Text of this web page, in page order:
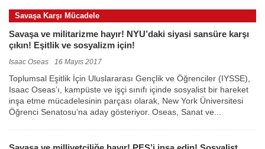
Savaşa Karşı Mücadele
Savaşa ve militarizme hayır! NYU’daki siyasi sansüre karşı
çıkın! Eşitlik ve sosyalizm için!
Isaac Oseas 16 Mayıs 2017
Toplumsal Eşitlik İçin Uluslararası Gençlik ve Öğrenciler (IYSSE),
Isaac Oseas’ı, kampüste ve işçi sınıfı içinde sosyalist bir hareket
inşa etme mücadelesinin parçası olarak, New York Üniversitesi
Öğrenci Senatosu’na aday gösteriyor. Oseas, Sanat ve...